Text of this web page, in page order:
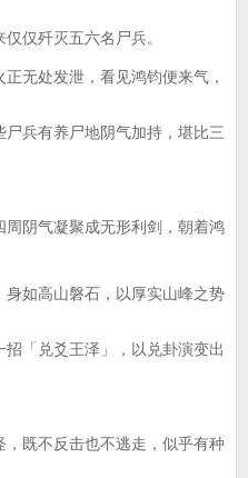
仅歼灭五六名尸兵。
无处发泄，看见鸿钧便来气，
兵有养尸地阴气加持，堪比三
阴气凝聚成无形利剑，朝着鸿
如高山磐石，以厚实山峰之势
招「兑爻王泽」，以兑卦演变出
既不反击也不逃走，似乎有种